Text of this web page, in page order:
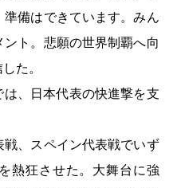
備はできています。みん
ト。悲願の世界制覇へ向
た。
、日本代表の快進撃を支
、スペイン代表戦でいず
熱狂させた。大舞台に強